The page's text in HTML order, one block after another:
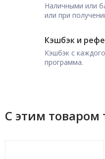
Наличными или
или при
Кэшбэк и
Кэшбэк с
программа.
С этим товаром